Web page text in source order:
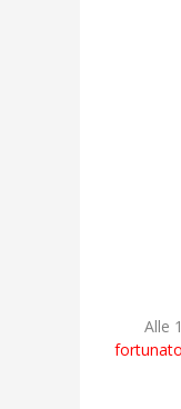
Alle
fortunato